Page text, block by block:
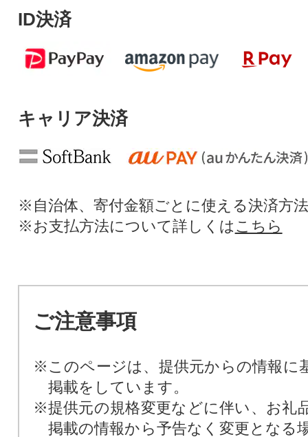
ID決済
キャリア決済
※自治体、寄付金額ごとに使える決済方
※お支払方法について詳しくは こちら
ご注意事項
※このページは、提供元からの情報に
掲載をしています。
※提供元の規格変更などに伴い、お礼
掲載の情報から予告なく変更となる